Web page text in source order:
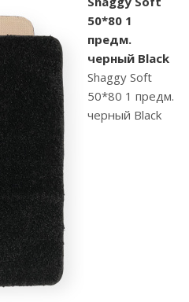
50*80 1
предм.
черный Black
Shaggy Soft
50*80 1 предм.
черный Black